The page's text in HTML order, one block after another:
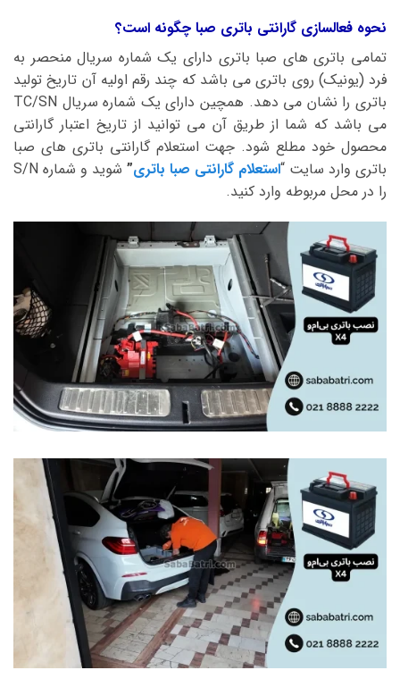
نحوه فعالسازی گارانتی باتری صبا چگونه است؟
تمامی باتری های صبا باتری دارای یک شماره سریال منحصر به
فرد (یونیک) روی باتری می باشد که چند رقم اولیه آن تاریخ تولید
باتری را نشان می دهد. همچین دارای یک شماره سریال TC/SN
می باشد که شما از طریق آن می توانید از تاریخ اعتبار گارانتی
محصول خود مطلع شود. جهت استعلام گارانتی باتری های صبا
باتری وارد سایت “استعلام گارانتی صبا باتری”
شوید و شماره S/N
را در محل مربوطه وارد کنید.